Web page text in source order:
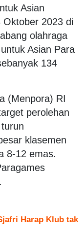
Asian
2023 di
olahraga
Asian Para
134
(Menpora) RI
perolehan
turun
klasemen
8-12 emas.
Harap Klub tak